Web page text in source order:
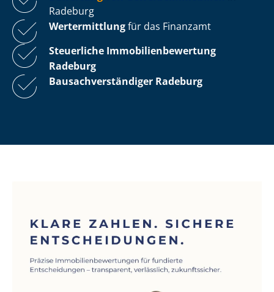
Radeburg
Wertermittlungfür das Finanzamt
Steuerliche Im­mo­bi­li­en­be­wer­tung
Radeburg
Bau­sach­ver­stän­di­ger Radeburg